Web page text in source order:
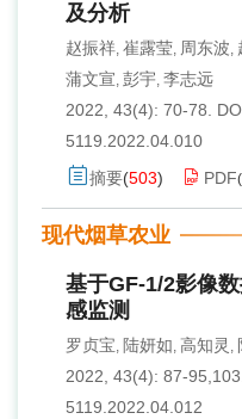
及分析
赵振祥, 崔露莹, 周东波,
蒲文宣, 彭宇, 李志远
2022, 43(4): 70-78.
5119.2022.04.010
摘要(503) PDF(
现代烟草农业
基于GF-1/2影像
感监测
罗贞宝, 陆妍如, 高知灵 ,
2022, 43(4): 87-95,103.
5119.2022.04.012